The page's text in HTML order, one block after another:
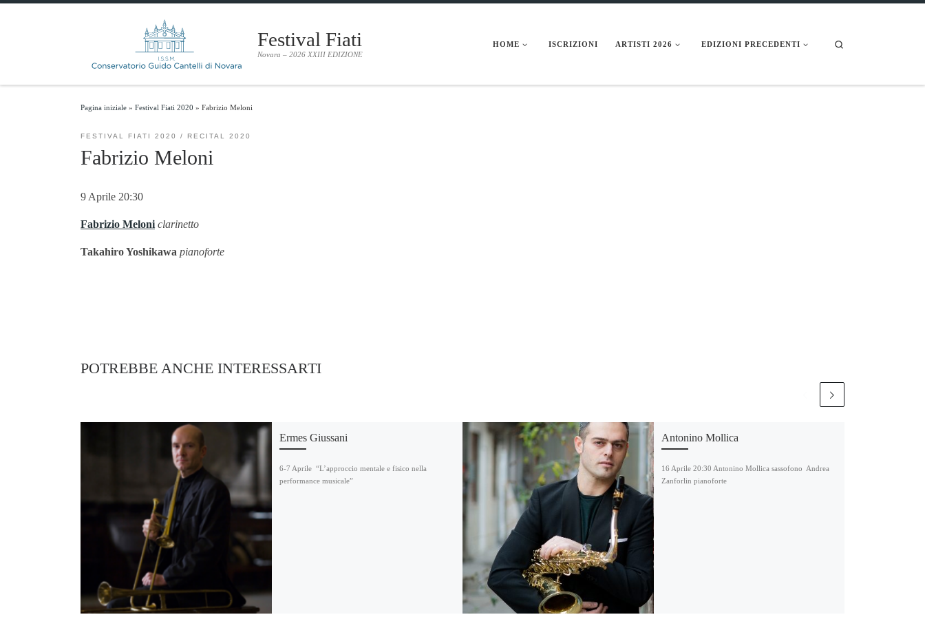
Festival Fiati
Novara – 2026 XXIII EDIZIONE
HOME ISCRIZIONI ARTISTI 2026 EDIZIONI PRECEDENTI
Pagina iniziale » Festival Fiati 2020 » Fabrizio Meloni
FESTIVAL FIATI 2020 RECITAL 2020
Fabrizio Meloni
9 Aprile 20:30
Fabrizio Meloni clarinetto
Takahiro Yoshikawa pianoforte
POTREBBE ANCHE INTERESSARTI
Ermes Giussani
6-7 Aprile “L’approccio mentale e fisico nella
performance musicale”
Antonino Mollica
16 Aprile 20:30 Antonino Mollica sassofono Andrea
Zanforlin pianoforte